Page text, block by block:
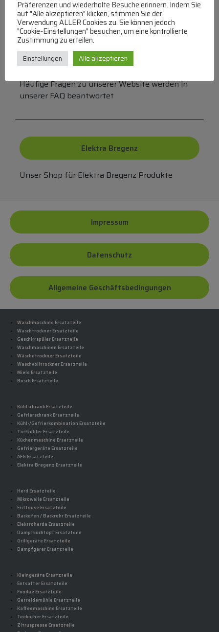
MasterCard
FAQ
Häufige Fragen zu unserer Website werden in
unserer FAQ beantwortet
Elektra Bregenz
Unser Shop für Elektra Bregenz Produkte
Impressum
Datenschutz
Allgemeine Geschäftsbedingungen
Waschmaschine Ersatzteile
Waschtrockner Ersatzteile
Geschirrspüler Ersatzteile
Waschmaschinen Ersatzteile
Wäschetrockner Ersatzteile
Waschvolltrockner Ersatzteile
Miele Ersatzteile
Bosch Ersatzteile
Kühlschrank Ersatzteile
Gefrierschrank Ersatzteile
Kühl-/Gefrierkombination Ersatzteile
Tiefkühler Ersatzteile
Küchenmaschine Ersatzteile
Gefriergeräte Ersatzteile
AEG Ersatzteile
Elektra Bregenz Ersatzteile
Herd Ersatzteile
Mikrowelle Ersatzteile
Fritteuse Ersatzteile
Backofen / Backrohr Ersatzteile
Elektroherde Ersatzteile
Dampfkochtopf Ersatzteile
Grillgeräte Ersatzteile
Dampfgarer Ersatzteile
Kleingeräte Ersatzteile
Entsafter Ersatzteile
Fondue Ersatzteile
Getreidemühle Ersatzteile
Kaffeemaschine Ersatzteile
Teekocher Ersatzteile
Zitruspresse Ersatzteile
Präferenzen und wiederholte Besuche erinnern. Indem Sie
auf "Alle akzeptieren" klicken, stimmen Sie der
Verwendung ALLER Cookies zu. Sie können jedoch
"Cookie-Einstellungen" besuchen, um eine kontrollierte
Zustimmung zu erteilen.
Einstellungen Alle akzeptieren